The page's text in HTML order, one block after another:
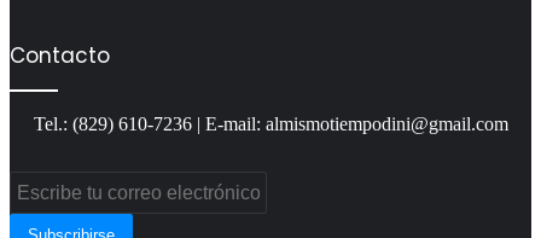
Contacto
Tel.: (829) 610-7236 | E-mail: almismotiempodini@gmail.com
Escribe
tu
correo